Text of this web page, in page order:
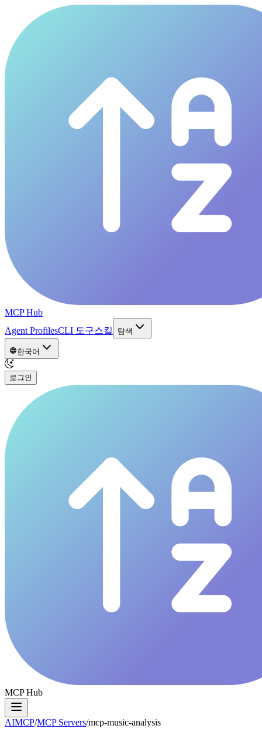
MCP Hub
Agent ProfilesCLI 도구스킬 탐색
한국어
로그인
MCP Hub
AIMCP/MCP Servers/mcp-music-analysis